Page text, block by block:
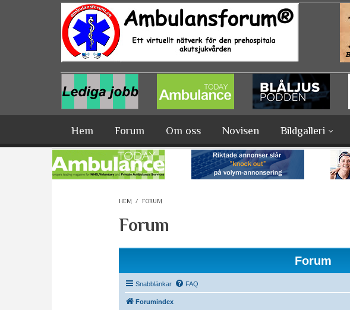
Hoppa till huvudinnehåll
Hem Forum Om oss Novisen Bildgalleri
HEM / FORUM
Forum